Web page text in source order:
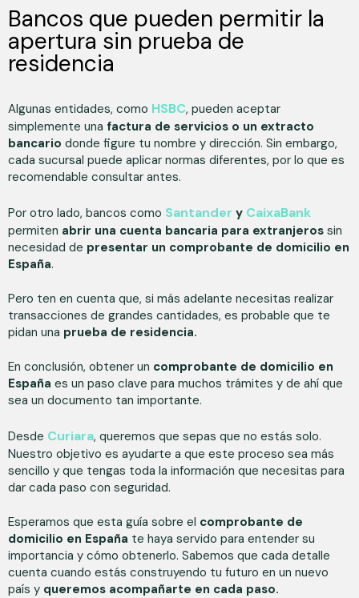
Bancos que pueden permitir la
apertura sin prueba de
residencia
Algunas entidades, como HSBC, pueden aceptar
simplemente una factura de servicios o un extracto
bancario donde figure tu nombre y dirección. Sin embargo,
cada sucursal puede aplicar normas diferentes, por lo que es
recomendable consultar antes.
Por otro lado, bancos como Santander y CaixaBank
permiten abrir una cuenta bancaria para extranjeros sin
necesidad de presentar un comprobante de domicilio en
España.
Pero ten en cuenta que, si más adelante necesitas realizar
transacciones de grandes cantidades, es probable que te
pidan una prueba de residencia.
En conclusión, obtener un comprobante de domicilio en
España es un paso clave para muchos trámites y de ahí que
sea un documento tan importante.
Desde Curiara, queremos que sepas que no estás solo.
Nuestro objetivo es ayudarte a que este proceso sea más
sencillo y que tengas toda la información que necesitas para
dar cada paso con seguridad.
Esperamos que esta guía sobre el comprobante de
domicilio en España te haya servido para entender su
importancia y cómo obtenerlo. Sabemos que cada detalle
cuenta cuando estás construyendo tu futuro en un nuevo
país y queremos acompañarte en cada paso.